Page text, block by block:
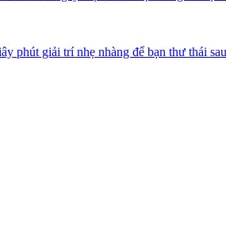
phút giải trí nhẹ nhàng để bạn thư thái